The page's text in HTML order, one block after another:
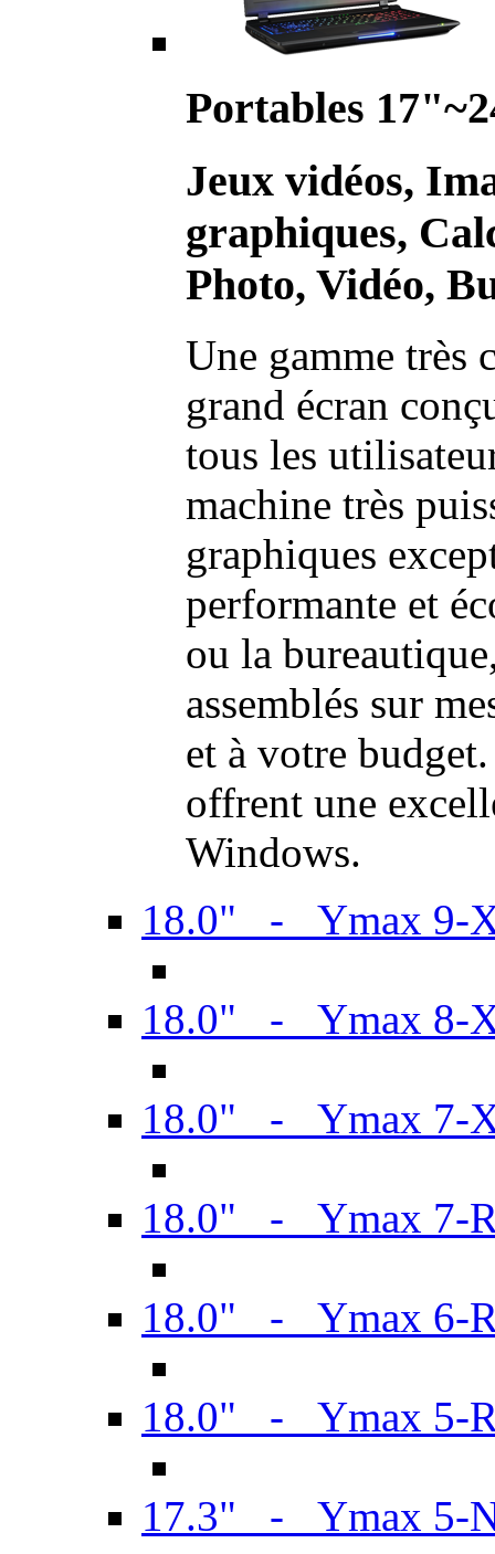
Portables
Jeux vidéos,
graphiques,
Photo, Vidéo,
Une gamme très
grand écran
tous les
machine très
graphiques
performante et
ou la
assemblés sur
et à votre
offrent une
Windows.
18.0" - Ymax 9-
18.0" - Ymax 8-
18.0" - Ymax 7-
18.0" - Ymax 7-
18.0" - Ymax 6-
18.0" - Ymax 5-
17.3" - Ymax 5-